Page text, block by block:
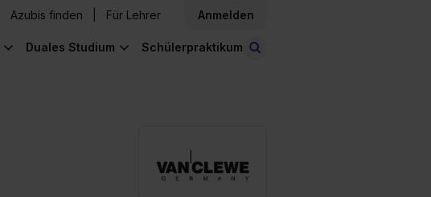
Azubis finden Für Lehrer Anmelden
Duales Studium Schülerpraktikum